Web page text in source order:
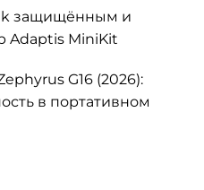
защищённым и
Adaptis MiniKit
G16 (2026):
в портативном